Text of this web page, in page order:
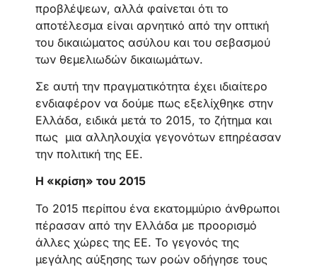
προβλέψεων, αλλά φαίνεται ότι το
αποτέλεσμα είναι αρνητικό από την οπτική
του δικαιώματος ασύλου και του σεβασμού
των θεμελιωδών δικαιωμάτων.
Σε αυτή την πραγματικότητα έχει ιδιαίτερο
ενδιαφέρον να δούμε πως εξελίχθηκε στην
Ελλάδα, ειδικά μετά το 2015, το ζήτημα και
πως μια αλληλουχία γεγονότων επηρέασαν
την πολιτική της ΕΕ.
Η «κρίση» του 2015
Το 2015 περίπου ένα εκατομμύριο άνθρωποι
πέρασαν από την Ελλάδα με προορισμό
άλλες χώρες της ΕΕ. Το γεγονός της
μεγάλης αύξησης των ροών οδήγησε τους